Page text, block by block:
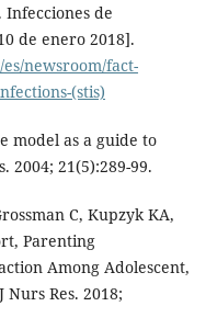
de
de enero 2018].
newsroom/fact-
(stis)
model as a guide to
2004; 21(5):289-99.
C, Kupzyk KA,
Parenting
Among Adolescent,
Res. 2018;